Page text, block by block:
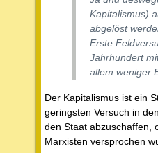
Kapitalismus)
abgelöst
Erste
Jahrhundert
allem weniger
Der Kapitalismus ist ein
geringsten Versuch in
den Staat abzuschaffen,
Marxisten versprochen